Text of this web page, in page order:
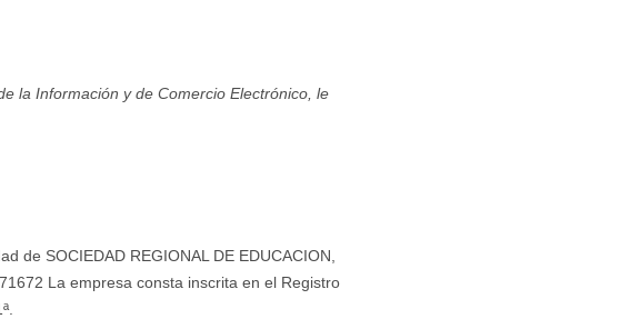
la Información y de Comercio Electrónico, le
de SOCIEDAD REGIONAL DE EDUCACION,
La empresa consta inscrita en el Registro